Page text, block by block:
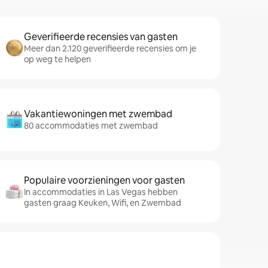
Geverifieerde recensies van gasten
Meer dan 2.120 geverifieerde recensies om je
op weg te helpen
Vakantiewoningen met zwembad
80 accommodaties met zwembad
Populaire voorzieningen voor gasten
In accommodaties in Las Vegas hebben
gasten graag Keuken, Wifi, en Zwembad